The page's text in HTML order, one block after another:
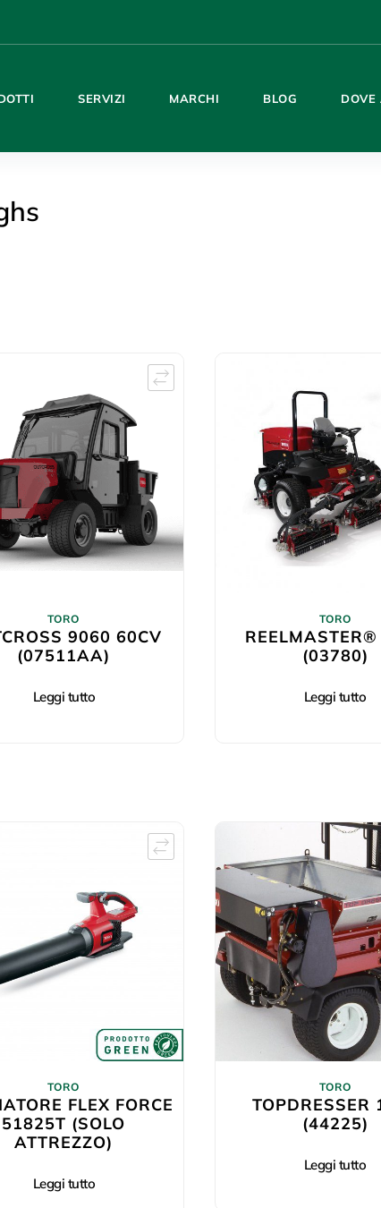
SERVIZI MARCHI BLOG DOVE
TORO
9060 60CV
(07511AA)
Leggi tutto
TORO
(03780)
Leggi tutto
TORO
FLEX FORCE
51825T (SOLO
ATTREZZO)
Leggi tutto
TORO
TOPDRESSER
(44225)
Leggi tutto